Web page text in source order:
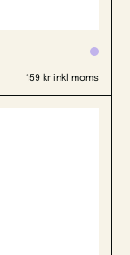
159 kr inkl moms